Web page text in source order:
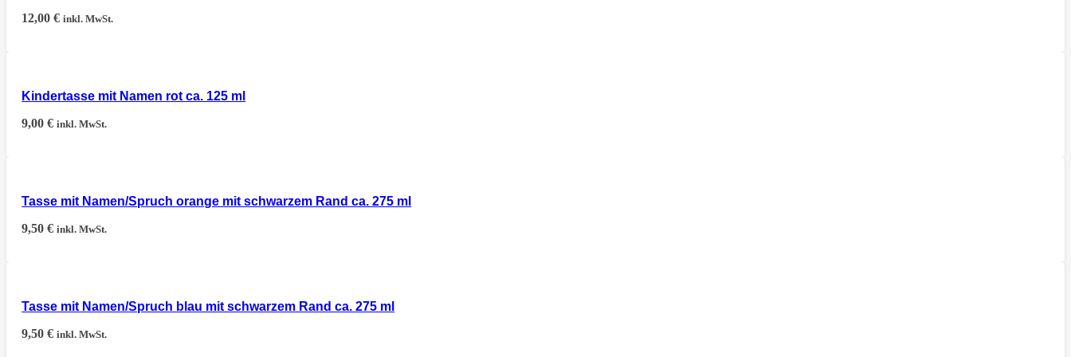
12,00€ inkl. MwSt.
Kindertasse mit Namen rot ca. 125 ml
9,00€ inkl. MwSt.
Tasse mit Namen/Spruch orange mit schwarzem Rand ca. 275 ml
9,50€ inkl. MwSt.
Tasse mit Namen/Spruch blau mit schwarzem Rand ca. 275 ml
9,50€ inkl. MwSt.